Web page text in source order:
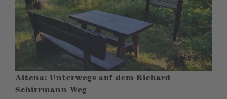
Altena: Unterwegs auf dem Richard-
Schirrmann-Weg